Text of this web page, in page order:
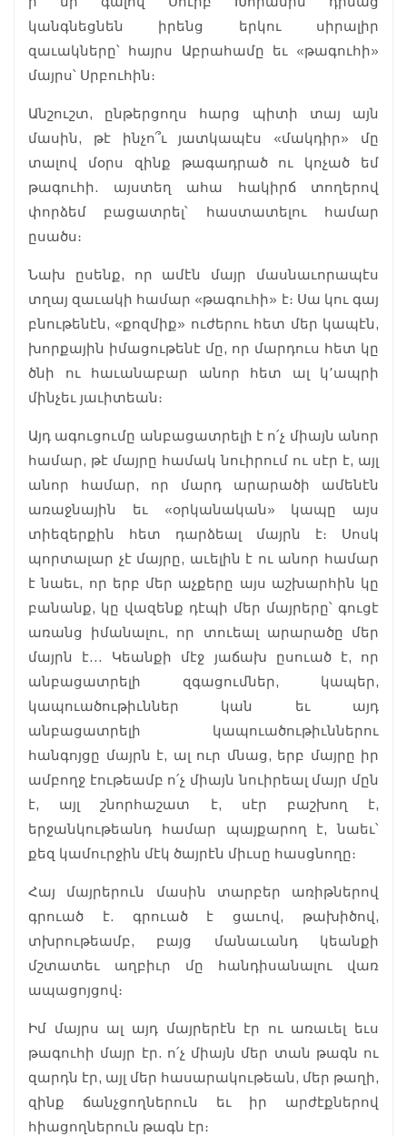
կանգնեցնեն իրենց երկու սիրալիր
զաւակները՝ հայրս Աբրահամը եւ «թագուհի»
մայրս՝ Սրբուհին։
Անշուշտ, ընթերցողս հարց պիտի տայ այն
մասին, թէ ինչո՞ւ յատկապէս «մակդիր» մը
տալով մօրս զինք թագադրած ու կոչած եմ
թագուհի. այստեղ ահա հակիրճ տողերով
փորձեմ բացատրել՝ հաստատելու համար
ըսածս։
Նախ ըսենք, որ ամէն մայր մասնաւորապէս
տղայ զաւակի համար «թագուհի» է։ Սա կու գայ
բնութենէն, «քոզմիք» ուժերու հետ մեր կապէն,
խորքային իմացութենէ մը, որ մարդուս հետ կը
ծնի ու հաւանաբար անոր հետ ալ կ՚ապրի
մինչեւ յաւիտեան։
Այդ ագուցումը անբացատրելի է ո՛չ միայն անոր
համար, թէ մայրը համակ նուիրում ու սէր է, այլ
անոր համար, որ մարդ արարածի ամենէն
առաջնային եւ «օրկանական» կապը այս
տիեզերքին հետ դարձեալ մայրն է։ Սոսկ
պորտալար չէ մայրը, աւելին է ու անոր համար
է նաեւ, որ երբ մեր աչքերը այս աշխարհին կը
բանանք, կը վազենք դէպի մեր մայրերը՝ գուցէ
առանց իմանալու, որ տուեալ արարածը մեր
մայրն է… Կեանքի մէջ յաճախ ըսուած է, որ
անբացատրելի զգացումներ, կապեր,
կապուածութիւններ կան եւ այդ
անբացատրելի կապուածութիւններու
հանգոյցը մայրն է, ալ ուր մնաց, երբ մայրը իր
ամբողջ էութեամբ ո՛չ միայն նուիրեալ մայր մըն
է, այլ շնորհաշատ է, սէր բաշխող է,
երջանկութեանդ համար պայքարող է, նաեւ՝
քեզ կամուրջին մէկ ծայրէն միւսը հասցնողը։
Հայ մայրերուն մասին տարբեր առիթներով
գրուած է. գրուած է ցաւով, թախիծով,
տխրութեամբ, բայց մանաւանդ կեանքի
մշտատեւ աղբիւր մը հանդիսանալու վառ
ապացոյցով։
Իմ մայրս ալ այդ մայրերէն էր ու առաւել եւս
թագուհի մայր էր. ո՛չ միայն մեր տան թագն ու
զարդն էր, այլ մեր հասարակութեան, մեր թաղի,
զինք ճանչցողներուն եւ իր արժէքներով
հիացողներուն թագն էր։